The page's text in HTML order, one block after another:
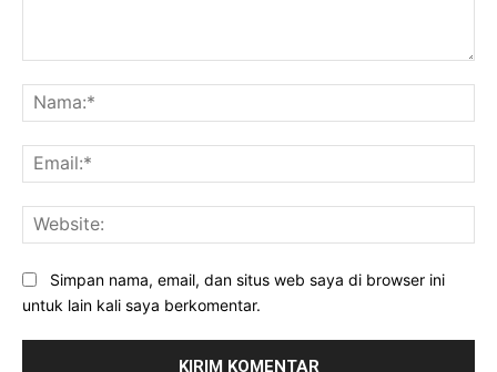
Simpan nama, email, dan situs web saya di browser ini
untuk lain kali saya berkomentar.